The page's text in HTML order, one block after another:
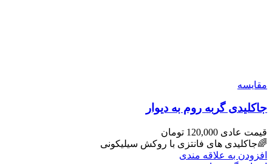
مقايسه
جاکلیدی گربه روم به دیوار
قیمت عادی 120,000 تومان
🌈جاکلیدی های فانتزی با روکش سیلیکونی
افزودن به علاقه مندی